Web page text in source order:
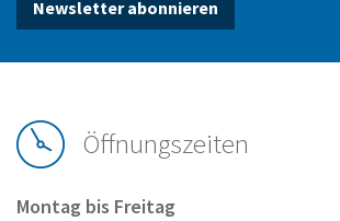
Newsletter abonnieren
Öffnungszeiten
Montag bis Freitag